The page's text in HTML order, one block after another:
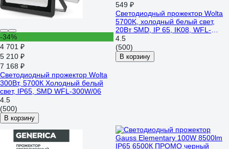
-34%
4 701 ₽
5 210 ₽
7 168 ₽
Светодиодный прожектор Wolta
300Вт, 5700К Холодный белый
свет, IP65, SMD WFL-300W/06
4.5
(500)
В корзину
549 ₽
Светодиодный прожектор Wolta
5700K, холодный белый свет,
20Вт SMD, IP 65, IK08, WFL-
20W/06
4.5
(500)
В корзину